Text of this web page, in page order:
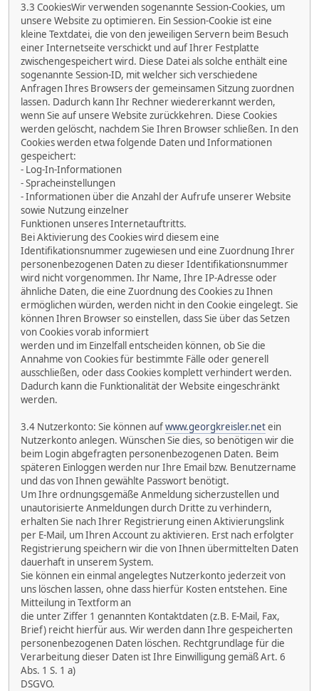
3.3 CookiesWir verwenden sogenannte Session-Cookies, um
unsere Website zu optimieren. Ein Session-Cookie ist eine
kleine Textdatei, die von den jeweiligen Servern beim Besuch
einer Internetseite verschickt und auf Ihrer Festplatte
zwischengespeichert wird. Diese Datei als solche enthält eine
sogenannte Session-ID, mit welcher sich verschiedene
Anfragen Ihres Browsers der gemeinsamen Sitzung zuordnen
lassen. Dadurch kann Ihr Rechner wiedererkannt werden,
wenn Sie auf unsere Website zurückkehren. Diese Cookies
werden gelöscht, nachdem Sie Ihren Browser schließen. In den
Cookies werden etwa folgende Daten und Informationen
gespeichert:
- Log-In-Informationen
- Spracheinstellungen
- Informationen über die Anzahl der Aufrufe unserer Website
sowie Nutzung einzelner
Funktionen unseres Internetauftritts.
Bei Aktivierung des Cookies wird diesem eine
Identifikationsnummer zugewiesen und eine Zuordnung Ihrer
personenbezogenen Daten zu dieser Identifikationsnummer
wird nicht vorgenommen. Ihr Name, Ihre IP-Adresse oder
ähnliche Daten, die eine Zuordnung des Cookies zu Ihnen
ermöglichen würden, werden nicht in den Cookie eingelegt. Sie
können Ihren Browser so einstellen, dass Sie über das Setzen
von Cookies vorab informiert
werden und im Einzelfall entscheiden können, ob Sie die
Annahme von Cookies für bestimmte Fälle oder generell
ausschließen, oder dass Cookies komplett verhindert werden.
Dadurch kann die Funktionalität der Website eingeschränkt
werden.
3.4 Nutzerkonto: Sie können aufwww.georgkreisler.netein
Nutzerkonto anlegen. Wünschen Sie dies, so benötigen wir die
beim Login abgefragten personenbezogenen Daten. Beim
späteren Einloggen werden nur Ihre Email bzw. Benutzername
und das von Ihnen gewählte Passwort benötigt.
Um Ihre ordnungsgemäße Anmeldung sicherzustellen und
unautorisierte Anmeldungen durch Dritte zu verhindern,
erhalten Sie nach Ihrer Registrierung einen Aktivierungslink
per E-Mail, um Ihren Account zu aktivieren. Erst nach erfolgter
Registrierung speichern wir die von Ihnen übermittelten Daten
dauerhaft in unserem System.
Sie können ein einmal angelegtes Nutzerkonto jederzeit von
uns löschen lassen, ohne dass hierfür Kosten entstehen. Eine
Mitteilung in Textform an
die unter Ziffer 1 genannten Kontaktdaten (z.B. E-Mail, Fax,
Brief) reicht hierfür aus. Wir werden dann Ihre gespeicherten
personenbezogenen Daten löschen. Rechtgrundlage für die
Verarbeitung dieser Daten ist Ihre Einwilligung gemäß Art. 6
Abs. 1 S. 1 a)
DSGVO.